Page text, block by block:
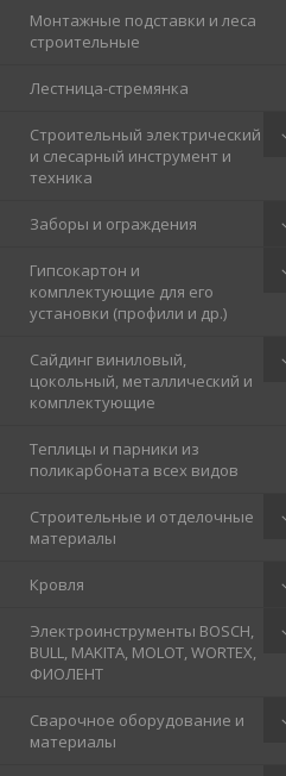
Монтажные подставки и леса
строительные
Лестница-стремянка
Строительный электрический
и слесарный инструмент и
техника
Заборы и ограждения
Гипсокартон и
комплектующие для его
установки (профили и др.)
Сайдинг виниловый,
цокольный, металлический и
комплектующие
Теплицы и парники из
поликарбоната всех видов
Строительные и отделочные
материалы
Кровля
Электроинструменты BOSCH,
BULL, MAKITA, MOLOT, WORTEX,
ФИОЛЕНТ
Сварочное оборудование и
материалы